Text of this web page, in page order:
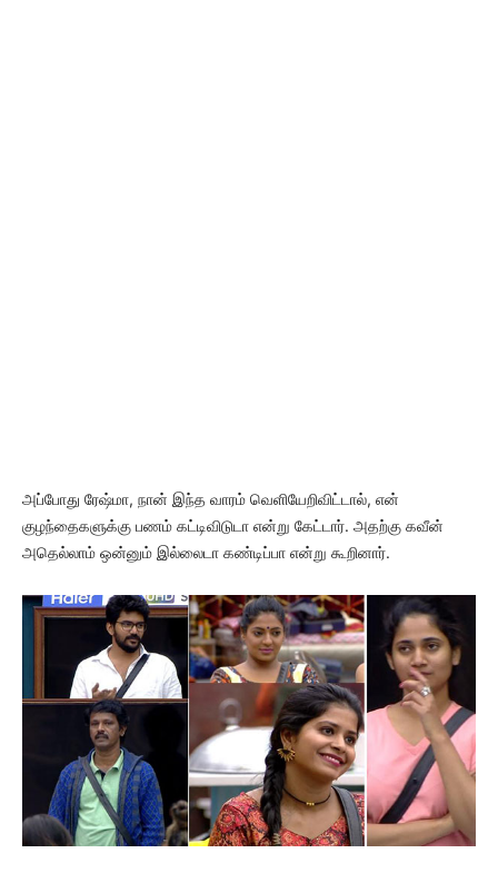
அப்போது ரேஷ்மா, நான் இந்த வாரம் வெளியேறிவிட்டால், என்
குழந்தைகளுக்கு பணம் கட்டிவிடுடா என்று கேட்டார். அதற்கு கவீன்
அதெல்லாம் ஒன்னும் இல்லைடா கண்டிப்பா என்று கூறினார்.